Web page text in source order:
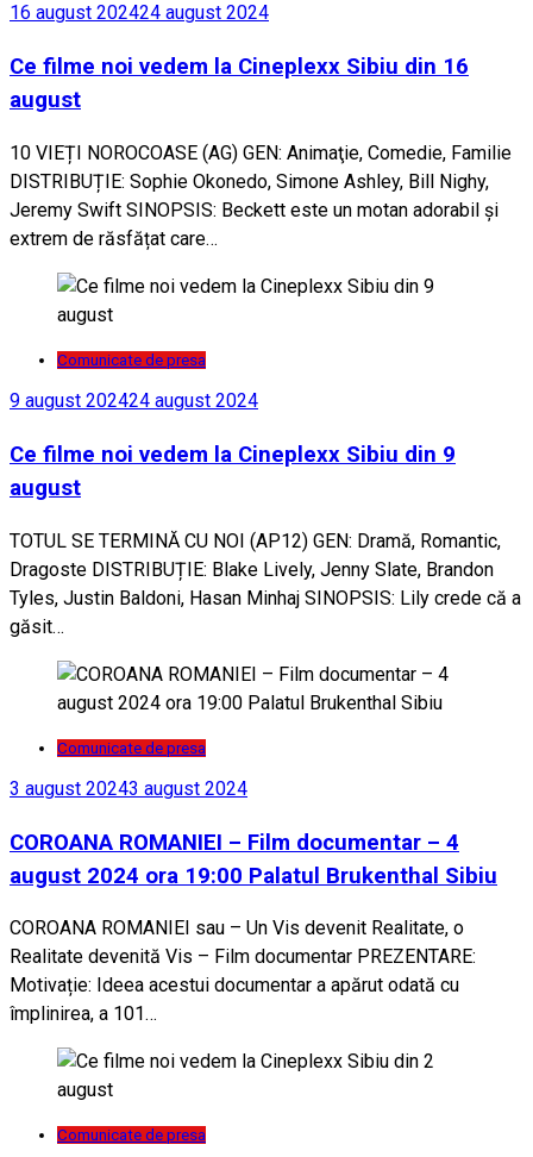
16 august 202424 august 2024
Ce filme noi vedem la Cineplexx Sibiu din 16
august
10 VIEȚI NOROCOASE (AG) GEN: Animaţie, Comedie, Familie
DISTRIBUȚIE: Sophie Okonedo, Simone Ashley, Bill Nighy,
Jeremy Swift SINOPSIS: Beckett este un motan adorabil și
extrem de răsfățat care…
Comunicate de presa
9 august 202424 august 2024
Ce filme noi vedem la Cineplexx Sibiu din 9
august
TOTUL SE TERMINĂ CU NOI (AP12) GEN: Dramă, Romantic,
Dragoste DISTRIBUȚIE: Blake Lively, Jenny Slate, Brandon
Tyles, Justin Baldoni, Hasan Minhaj SINOPSIS: Lily crede că a
găsit…
Comunicate de presa
3 august 20243 august 2024
COROANA ROMANIEI – Film documentar – 4
august 2024 ora 19:00 Palatul Brukenthal Sibiu
COROANA ROMANIEI sau – Un Vis devenit Realitate, o
Realitate devenită Vis – Film documentar PREZENTARE:
Motivație: Ideea acestui documentar a apărut odată cu
împlinirea, a 101…
Comunicate de presa